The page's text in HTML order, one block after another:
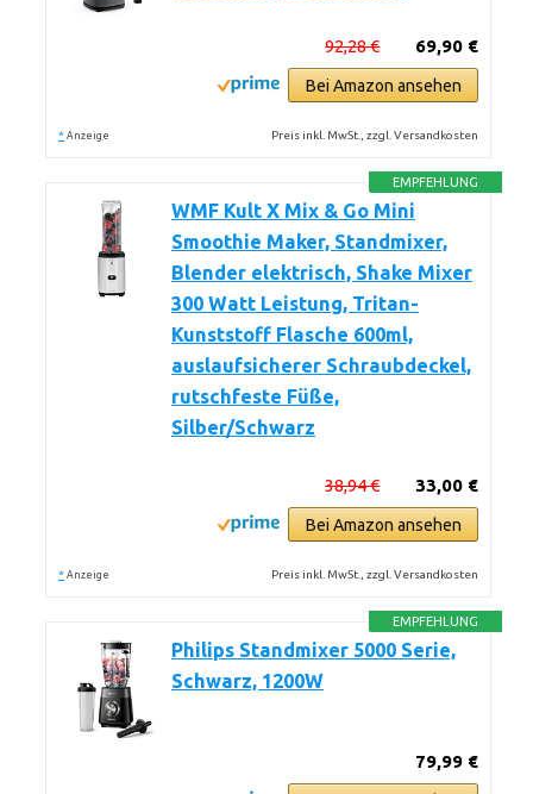
69,90 €
92,28 €
Bei Amazon ansehen
* Anzeige Preis inkl. MwSt., zzgl. Versandkosten
EMPFEHLUNG
WMF Kult X Mix & Go Mini
Smoothie Maker, Standmixer,
Blender elektrisch, Shake Mixer
300 Watt Leistung, Tritan-
Kunststoff Flasche 600ml,
auslaufsicherer Schraubdeckel,
rutschfeste Füße,
Silber/Schwarz
33,00 €
38,94 €
Bei Amazon ansehen
* Anzeige Preis inkl. MwSt., zzgl. Versandkosten
EMPFEHLUNG
Philips Standmixer 5000 Serie,
Schwarz, 1200W
79,99 €